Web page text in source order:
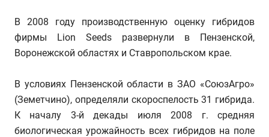
В 2008 году производственную оценку гибридов
фирмы Lion Seeds развернули в Пензенской,
Воронежской областях и Ставропольском крае.
В условиях Пензенской области в ЗАО «СоюзАгро»
(Земетчино), определяли скороспелость 31 гибрида.
К началу 3-й декады июля 2008 г. средняя
биологическая урожайность всех гибридов на поле